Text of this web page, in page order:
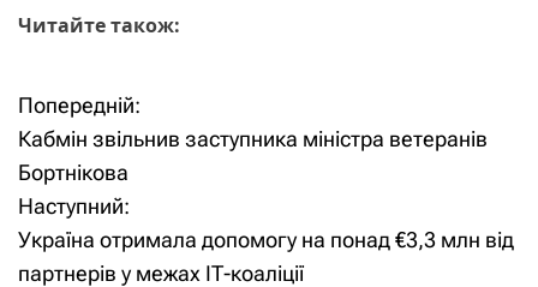
Читайте також:
Н
а
в
і
Попередній:
Кабмін звільнив заступника міністра ветеранів
Бортнікова
Наступний:
Україна отримала допомогу на понад €3,3 млн від
партнерів у межах ІТ-коаліції